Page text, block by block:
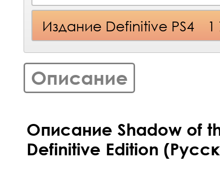
Издание Definitive PS4
Описание
Описание Shadow of
Definitive Edition